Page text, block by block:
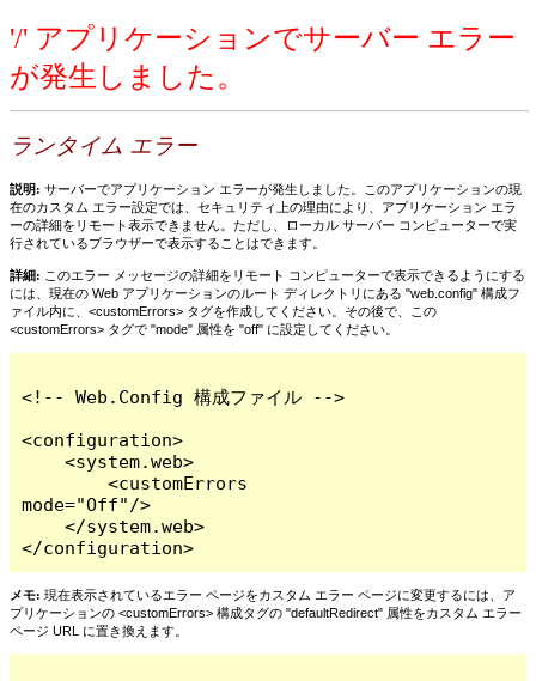
'/' アプリケーションでサーバー エラー
が発生しました。
ランタイム エラー
説明: サーバーでアプリケーション エラーが発生しました。このアプリケーションの現
在のカスタム エラー設定では、セキュリティ上の理由により、アプリケーション エラ
ーの詳細をリモート表示できません。ただし、ローカル サーバー コンピューターで実
行されているブラウザーで表示することはできます。
詳細: このエラー メッセージの詳細をリモート コンピューターで表示できるようにする
には、現在の Web アプリケーションのルート ディレクトリにある "web.config" 構成フ
ァイル内に、<customErrors> タグを作成してください。その後で、この
<customErrors> タグで "mode" 属性を "off" に設定してください。
<!-- Web.Config 構成ファイル -->
<configuration>
    <system.web>
        <customErrors
mode="Off"/>
    </system.web>
</configuration>
メモ: 現在表示されているエラー ページをカスタム エラー ページに変更するには、ア
プリケーションの <customErrors> 構成タグの "defaultRedirect" 属性をカスタム エラー
ページ URL に置き換えます。